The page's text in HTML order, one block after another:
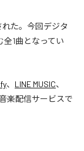
れた。今回デジタ
全1曲となってい
、 LINE MUSIC、
楽配信サービスで